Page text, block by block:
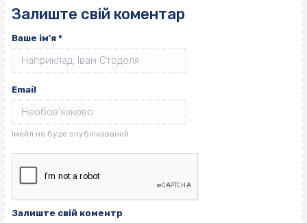
Залиште свій коментар
Ваше ім'я *
Email
Залиште свій коментр